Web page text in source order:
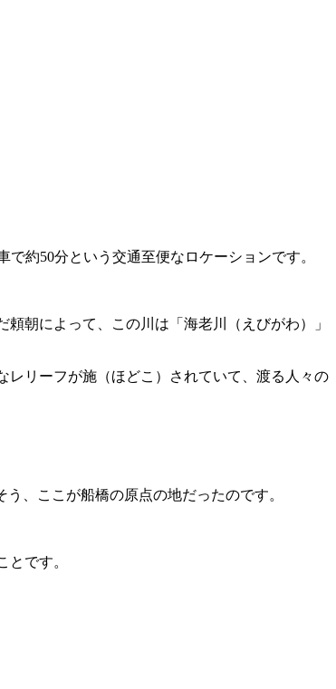
約50分という交通至便なロケーションです。
朝によって、この川は「海老川（えびがわ）」
レリーフが施（ほどこ）されていて、渡る人々の
、ここが船橋の原点の地だったのです。
です。